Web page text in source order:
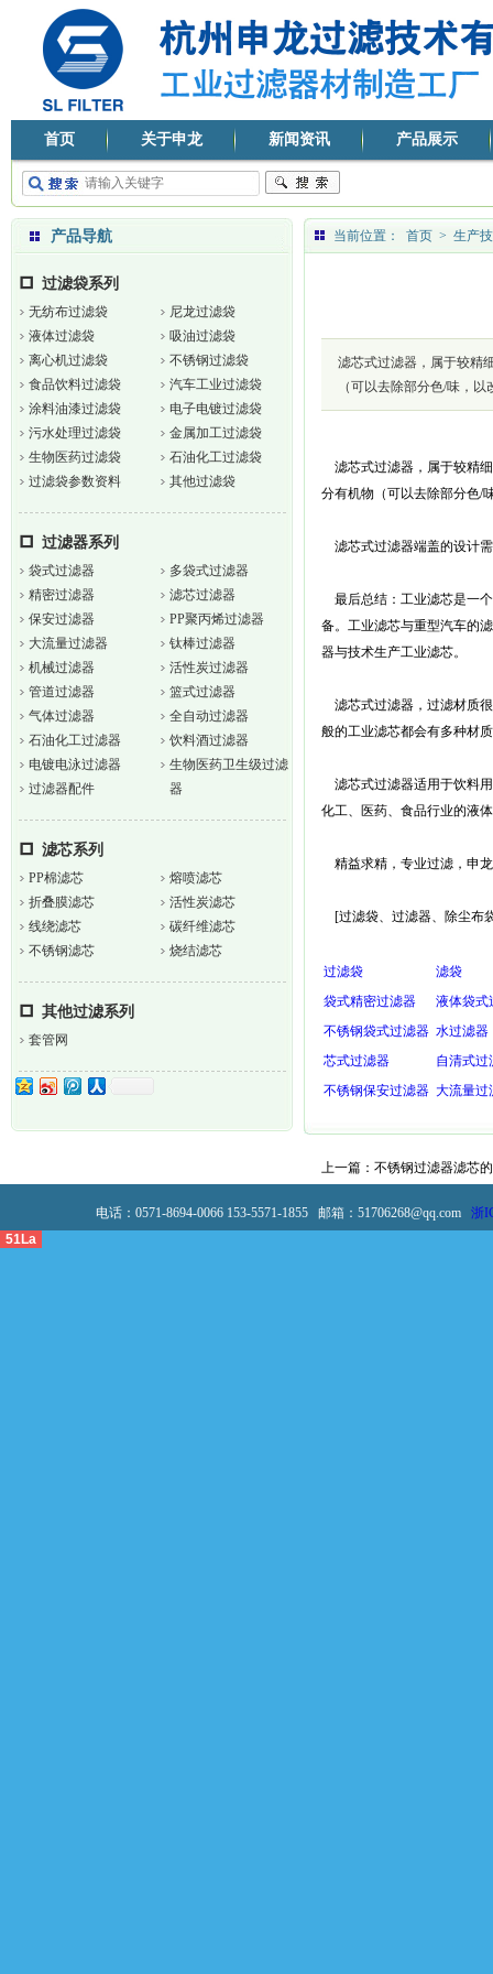
首页 关于申龙 新闻资讯 产品展示
产品导航
过滤袋系列
无纺布过滤袋
尼龙过滤袋
液体过滤袋
吸油过滤袋
离心机过滤袋
不锈钢过滤袋
食品饮料过滤袋
汽车工业过滤袋
涂料油漆过滤袋
电子电镀过滤袋
污水处理过滤袋
金属加工过滤袋
生物医药过滤袋
石油化工过滤袋
过滤袋参数资料
其他过滤袋
过滤器系列
袋式过滤器
多袋式过滤器
精密过滤器
滤芯过滤器
保安过滤器
PP聚丙烯过滤器
大流量过滤器
钛棒过滤器
机械过滤器
活性炭过滤器
管道过滤器
篮式过滤器
气体过滤器
全自动过滤器
石油化工过滤器
饮料酒过滤器
电镀电泳过滤器
生物医药卫生级过滤
器
过滤器配件
滤芯系列
PP棉滤芯
熔喷滤芯
折叠膜滤芯
活性炭滤芯
线绕滤芯
碳纤维滤芯
不锈钢滤芯
烧结滤芯
其他过滤系列
套管网
当前位置： 首页 > 生产
滤芯式过滤器，属于较精
（可以去除部分色/味，
滤芯式过滤器，属于较精
分有机物（可以去除部分色/
滤芯式过滤器端盖的设计
最后总结：工业滤芯是一
备。工业滤芯与重型汽车的
器与技术生产工业滤芯。
滤芯式过滤器，过滤材质
般的工业滤芯都会有多种材
滤芯式过滤器适用于饮料
化工、医药、食品行业的液
精益求精，专业过滤，申
[过滤袋、过滤器、除尘布
过滤袋
滤袋
袋式精密过滤器
液体袋式
不锈钢袋式过滤器 水过滤器
芯式过滤器
自清式过
不锈钢保安过滤器 大流量过
上一篇： 不锈钢过滤器滤芯
电话：0571-8694-0066 153-5571-1855 邮箱：51706268@qq.com 浙
51La